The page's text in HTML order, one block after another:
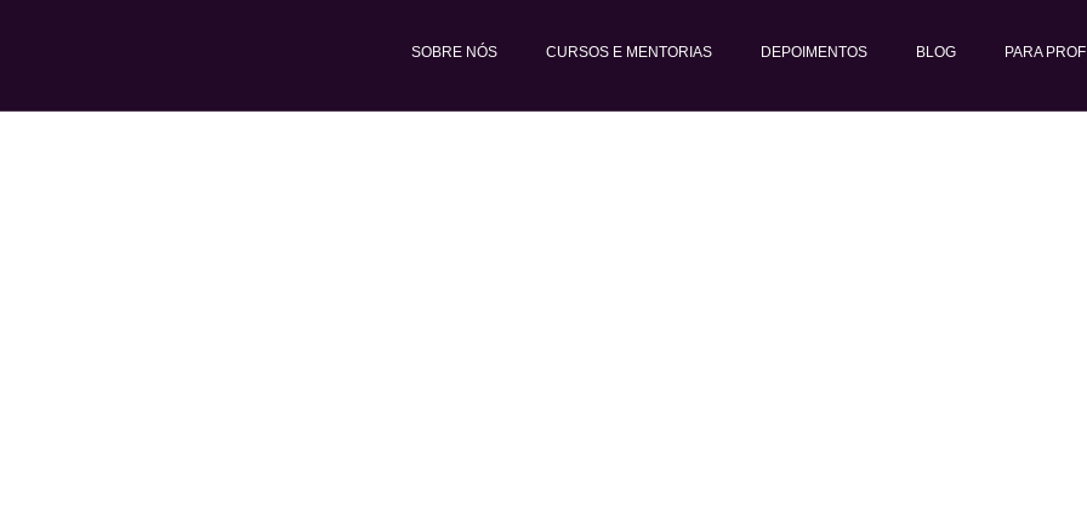
conteúdo
SOBRE NÓS CURSOS E MENTORIAS DEPOIMENTOS BLOG PARA